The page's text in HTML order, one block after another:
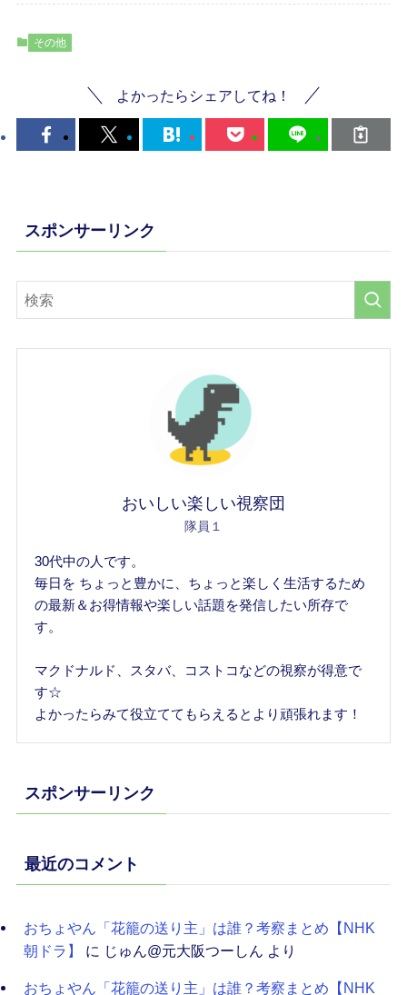
その他
よかったらシェアしてね！
スポンサーリンク
おいしい楽しい視察団
隊員１
30代中の人です。
毎日を ちょっと豊かに、ちょっと楽しく生活するため
の最新＆お得情報や楽しい話題を発信したい所存で
す。
マクドナルド、スタバ、コストコなどの視察が得意で
す☆
よかったらみて役立ててもらえるとより頑張れます！
スポンサーリンク
最近のコメント
おちょやん「花籠の送り主」は誰？考察まとめ【NHK
朝ドラ】
に じゅん@元大阪つーしん より
おちょやん「花籠の送り主」は誰？考察まとめ【NHK